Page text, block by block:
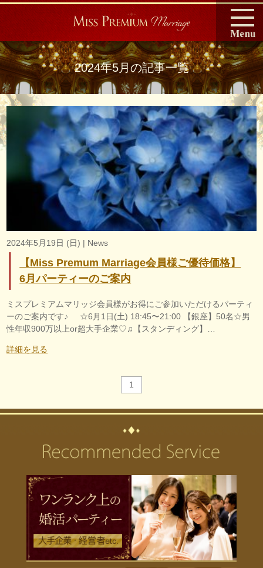
2024年5月の記事一覧
2024年5月19日 (日) | News
【Miss Premum Marriage会員様ご優待価格】
6月パーティーのご案内
ミスプレミアムマリッジ会員様がお得にご参加いただけるパーティ
ーのご案内です♪ ☆6月1日(土) 18:45〜21:00 【銀座】50名☆男
性年収900万以上or超大手企業♡♫【スタンディング】…
詳細を見る
1